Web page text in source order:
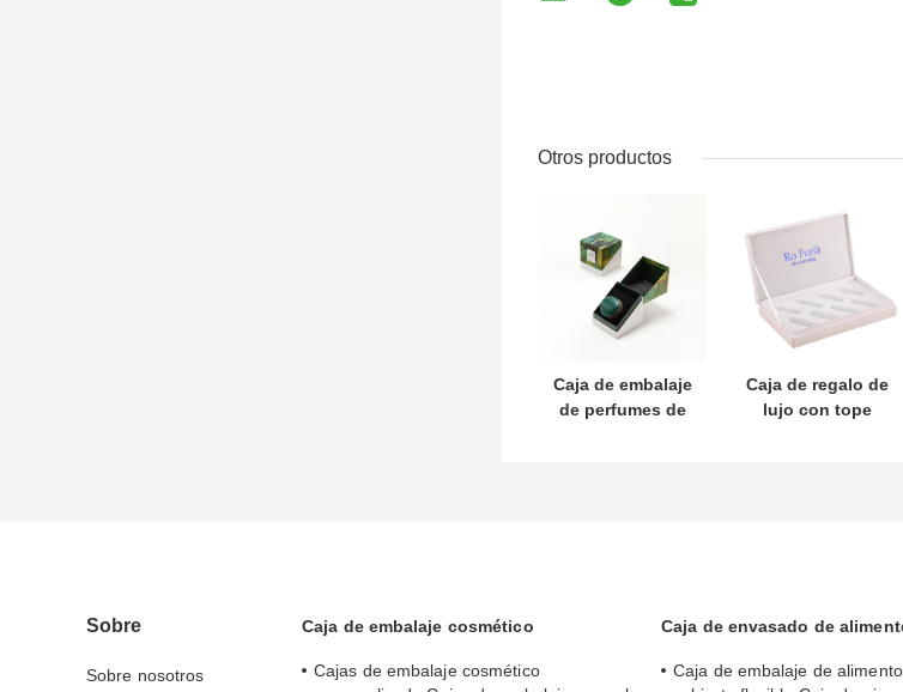
Otros productos
Caja de embalaje
de perfumes de
Caja de regalo de
lujo con tope
Sobre
Sobre nosotros
Caja de embalaje cosmético
Cajas de embalaje cosmético
Caja de envasado de
Caja de embalaje de